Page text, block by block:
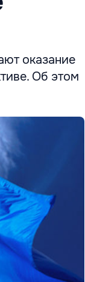
оказание
Об этом